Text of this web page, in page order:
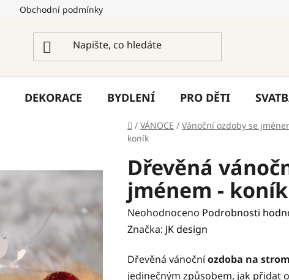
Obchodní podmínky
DEKORACE BYDLENÍ PRO DĚTI
Domů
/ VÁNOCE / Vánoční ozdoby se
koník
Dřevěná
jménem - koník
Průměrné
hodnocení
je
Neohodnoceno Podrobnosti
Značka: JK design
Dřevěná vánočníozdoba na
jedinečným způsobem, jak přidat